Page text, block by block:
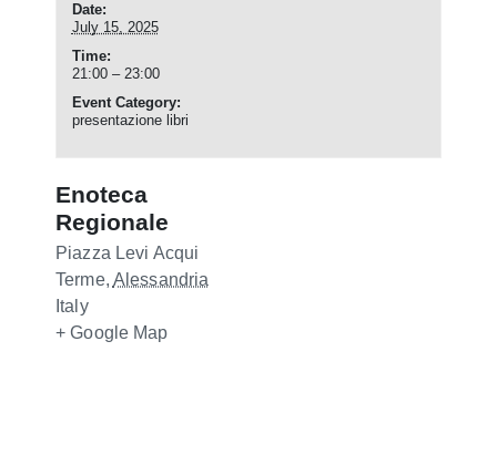
Date:
July 15, 2025
Time:
21:00 – 23:00
Event Category:
presentazione libri
Enoteca
Regionale
Piazza Levi Acqui
Terme, Alessandria
Italy
+ Google Map